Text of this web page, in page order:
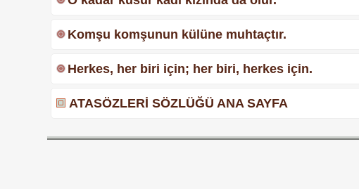
Komşu komşunun külüne muhtaçtır.
Herkes, her biri için; her biri, herkes için.
ATASÖZLERİ SÖZLÜĞÜ ANA SAYFA